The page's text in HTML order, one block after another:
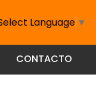
Language ▼
CONTACTO